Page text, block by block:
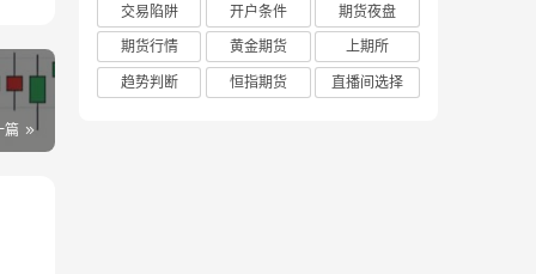
篇
交易陷阱
开户条件
期货夜盘
期货行情
黄金期货
上期所
趋势判断
恒指期货 直播间选择